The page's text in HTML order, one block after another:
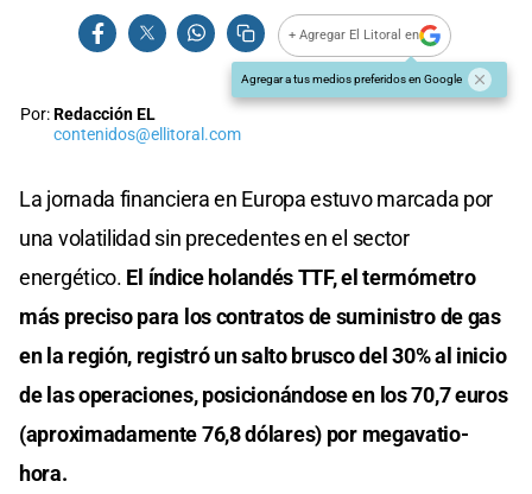
+ Agregar El Litoral en
Agregar a tus medios preferidos en Google
Por:Redacción EL
contenidos@ellitoral.com
La jornada financiera en Europa estuvo marcada por
una volatilidad sin precedentes en el sector
energético. El índice holandés TTF, el termómetro
más preciso para los contratos de suministro de gas
en la región, registró un salto brusco del 30% al inicio
de las operaciones, posicionándose en los 70,7 euros
(aproximadamente 76,8 dólares) por megavatio-
hora.